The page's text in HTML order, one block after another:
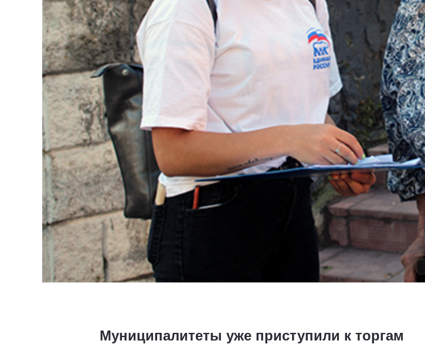
Муниципалитеты уже приступили к торгам